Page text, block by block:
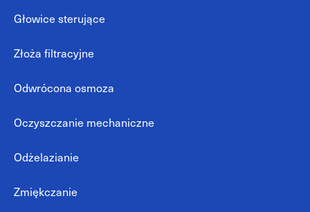
Głowice sterujące
Złoża filtracyjne
Odwrócona osmoza
Oczyszczanie mechaniczne
Odżelazianie
Zmiękczanie